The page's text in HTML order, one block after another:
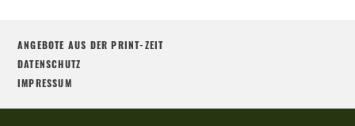
ANGEBOTE AUS DER PRINT-ZEIT
DATENSCHUTZ
IMPRESSUM